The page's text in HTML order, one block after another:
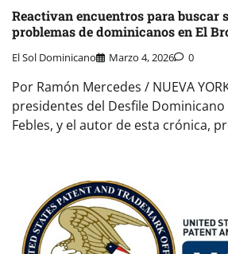
Reactivan encuentros para buscar
problemas de dominicanos en El
El Sol Dominicano Marzo 4, 2026 0
Por Ramón Mercedes / NUEVA
presidentes del Desfile Dominicano
Febles, y el autor de esta crónica,